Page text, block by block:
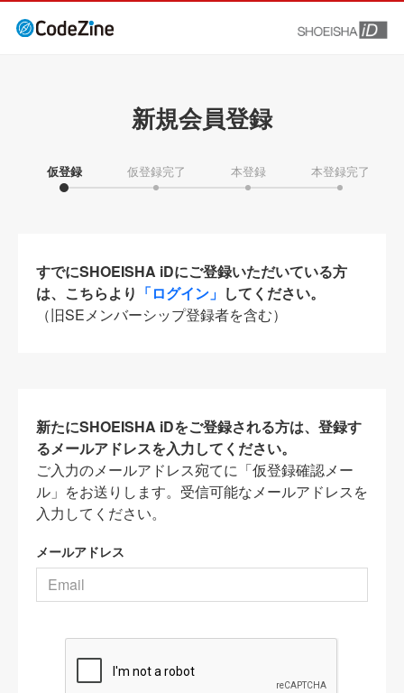
新規会員登録
仮登録 仮登録完了 本登録 本登録完了
すでにSHOEISHA iDにご登録いただいている方
は、こちらより 「ログイン」 してください。
（旧SEメンバーシップ登録者を含む）
新たにSHOEISHA iDをご登録される方は、登録す
るメールアドレスを入力してください。
ご入力のメールアドレス宛てに「仮登録確認メー
ル」をお送りします。受信可能なメールアドレスを
入力してください。
メールアドレス